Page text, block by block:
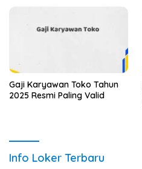
Gaji Karyawan Toko Tahun
2025 Resmi Paling Valid
Info Loker Terbaru